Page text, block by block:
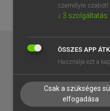
EGYÉNI FELHASZNÁLÓKNAK
TANULÓKNAK
VÁLLALATI MEGOLDÁSOK
személyre
↓ 3 szolgáltatás
ÖSSZES APP
Használja ezt a
Csak a szükséges
elfogadása